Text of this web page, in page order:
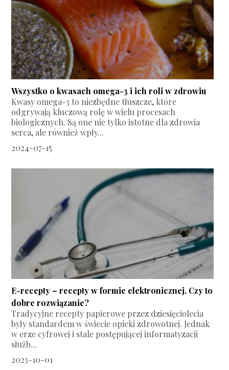
Wszystko o kwasach omega-3 i ich roli w zdrowiu
Kwasy omega-3 to niezbędne tłuszcze, które
odgrywają kluczową rolę w wielu procesach
biologicznych. Są one nie tylko istotne dla zdrowia
serca, ale również wpły...
2024-07-15
E-recepty – recepty w formie elektronicznej. Czy to
dobre rozwiązanie?
Tradycyjne recepty papierowe przez dziesięciolecia
były standardem w świecie opieki zdrowotnej. Jednak
w erze cyfrowej i stale postępującej informatyzacji
służb...
2023-10-01